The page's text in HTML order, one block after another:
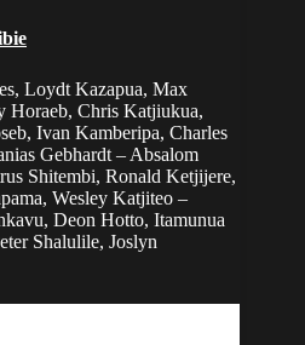
Loydt Kazapua, Max
Horaeb, Chris Katjiukua,
Ivan Kamberipa, Charles
Gebhardt – Absalom
Shitembi, Ronald Ketjijere,
Wesley Katjiteo –
Deon Hotto, Itamunua
Shalulile, Joslyn